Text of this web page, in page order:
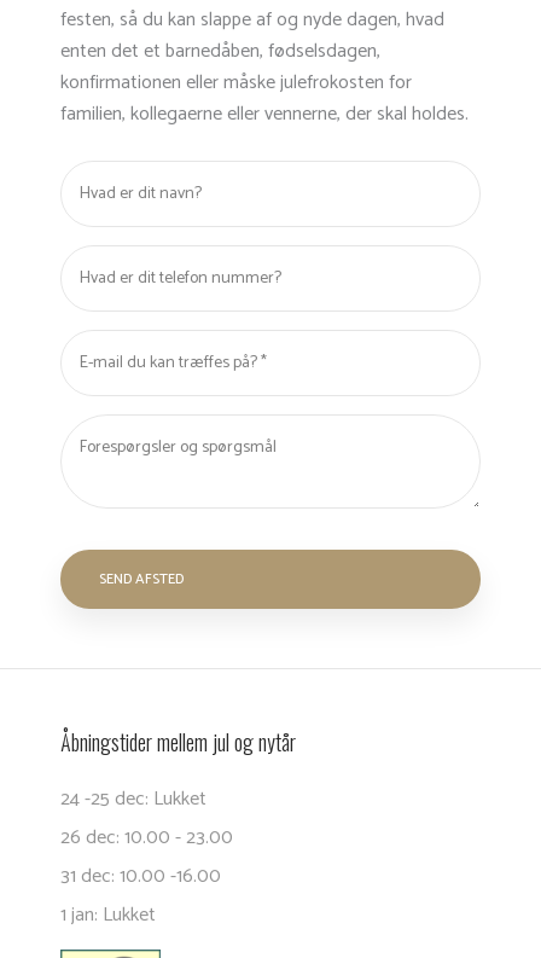
festen, så du kan slappe af og nyde dagen, hvad
enten det et barnedåben, fødselsdagen,
konfirmationen eller måske julefrokosten for
familien, kollegaerne eller vennerne, der skal holdes.
Åbningstider mellem jul og nytår
24 -25 dec: Lukket
26 dec: 10.00 - 23.00
31 dec: 10.00 -16.00
1 jan: Lukket